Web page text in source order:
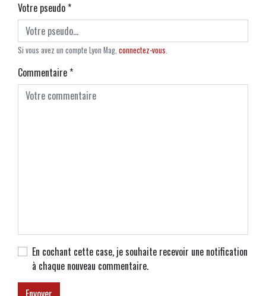
Votre pseudo*
Si vous avez un compte Lyon Mag, connectez-vous.
Commentaire*
En cochant cette case, je souhaite recevoir une notification
à chaque nouveau commentaire.